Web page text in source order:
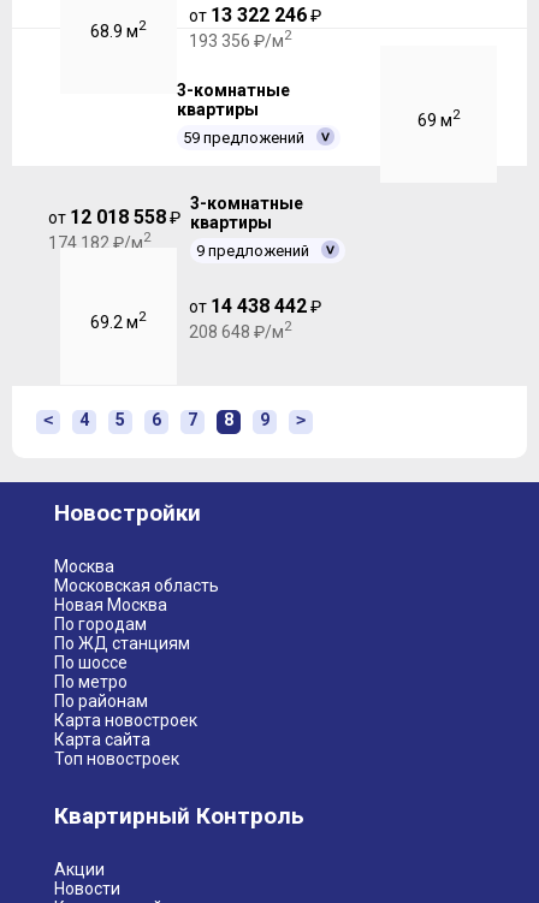
68.9 м2
от 13 322 246₽
193 356 ₽/м2
3-комнатные
квартиры
59 предложений
69 м2
от 12 018 558₽
174 182 ₽/м2
3-комнатные
квартиры
9 предложений
69.2 м2
от 14 438 442₽
208 648 ₽/м2
< 4 5 6 7 8 9 >
Новостройки
Москва
Московская область
Новая Москва
По городам
По ЖД станциям
По шоссе
По метро
По районам
Карта новостроек
Карта сайта
Топ новостроек
Квартирный Контроль
Акции
Новости